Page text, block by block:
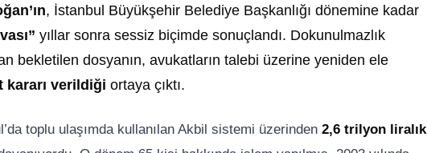
, İstanbul Büyükşehir Belediye Başkanlığı dönemine kadar
yıllar sonra sessiz biçimde sonuçlandı. Dokunulmazlık
bekletilen dosyanın, avukatların talebi üzerine yeniden ele
kararı verildiği ortaya çıktı.
toplu ulaşımda kullanılan Akbil sistemi üzerinden 2,6 trilyon liralık